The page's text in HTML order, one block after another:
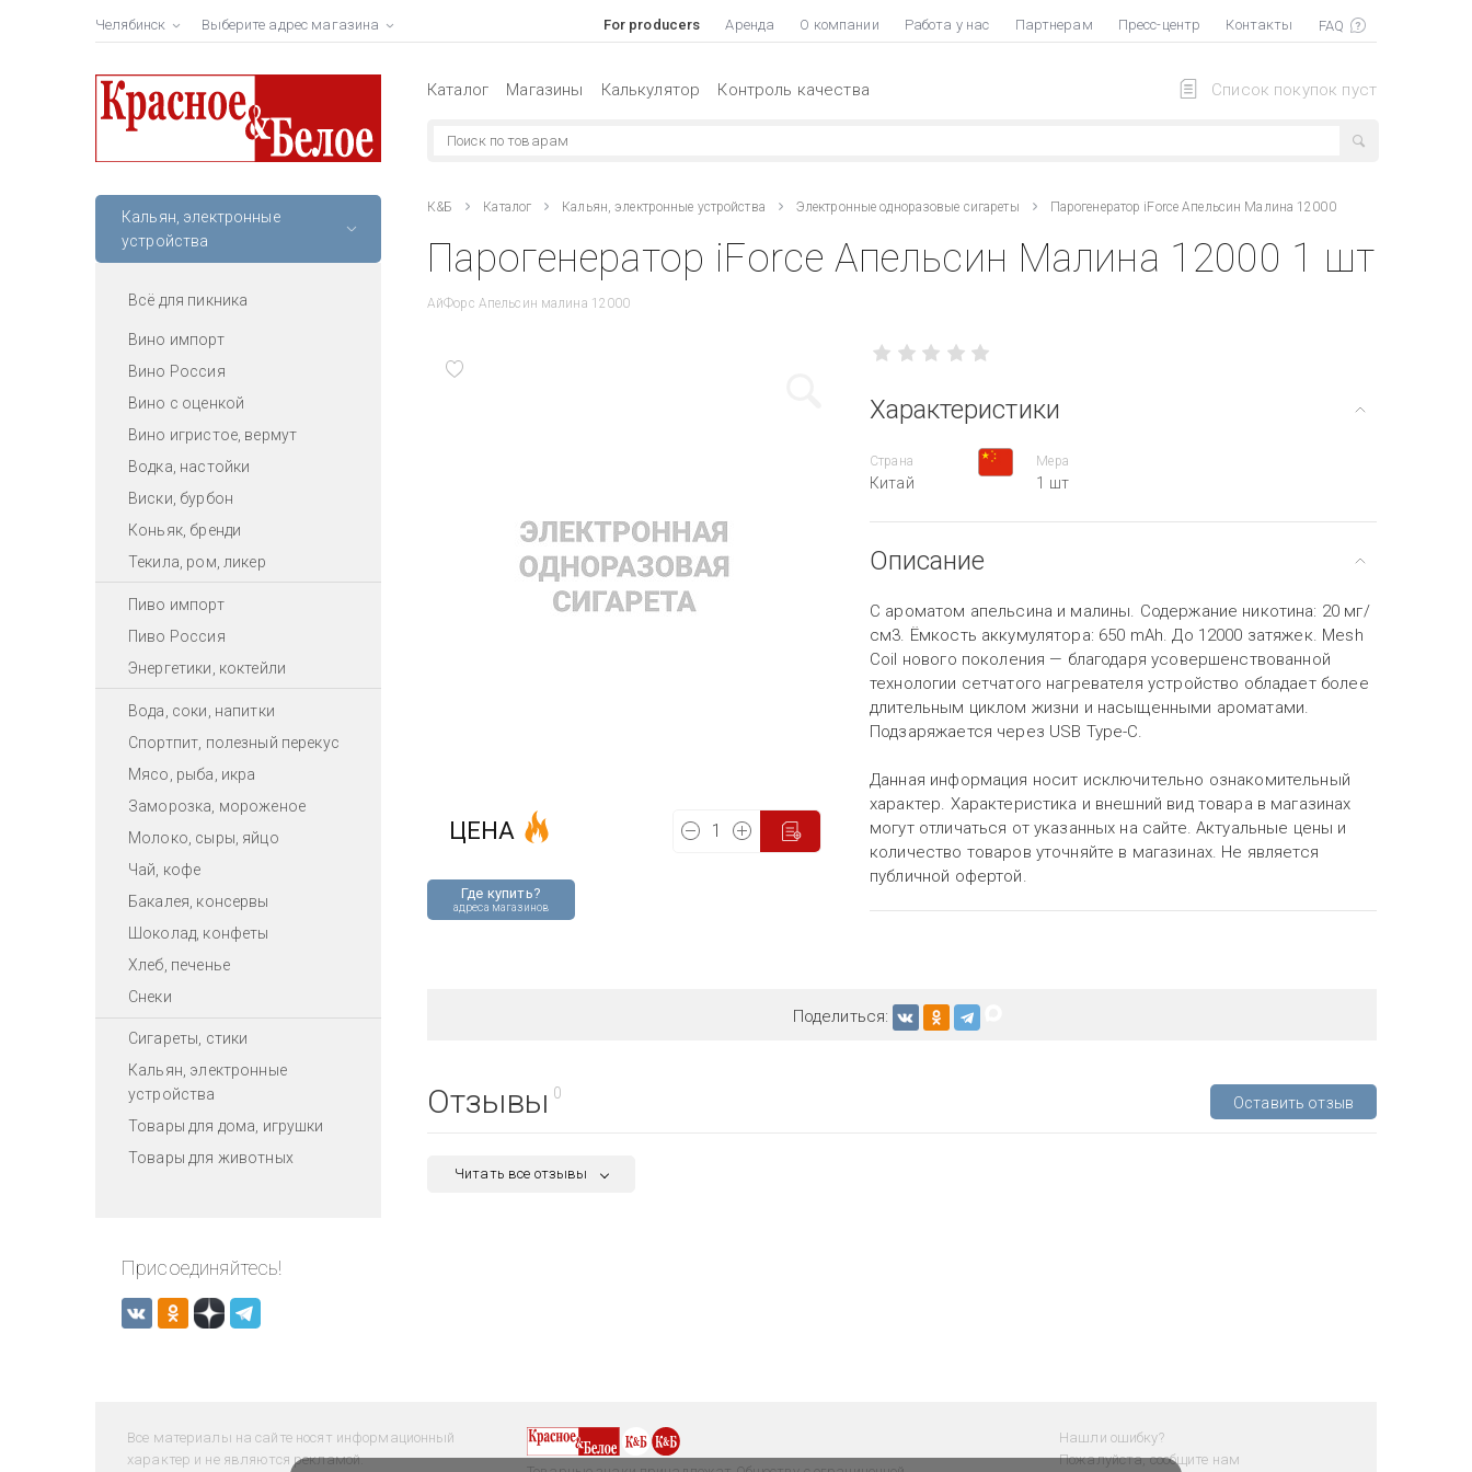
Челябинск Выберите адрес магазина For producers Аренда О компании Работа у нас Партнерам Пресс-центр Контакты
Список покупок пуст
Каталог Магазины Калькулятор Контроль качества
Кальян, электронные
устройства
Всё для пикника
Вино импорт
Вино Россия
Вино с оценкой
Вино игристое, вермут
Водка, настойки
Виски, бурбон
Коньяк, бренди
Текила, ром, ликер
Пиво импорт
Пиво Россия
Энергетики, коктейли
Вода, соки, напитки
Спортпит, полезный перекус
Мясо, рыба, икра
Заморозка, мороженое
Молоко, сыры, яйцо
Чай, кофе
Бакалея, консервы
Шоколад, конфеты
Хлеб, печенье
Снеки
Сигареты, стики
Кальян, электронные
устройства
Товары для дома, игрушки
Товары для животных
Присоединяйтесь!
К&Б Каталог Кальян, электронные устройства Электронные одноразовые сигареты Парогенератор iForce Апельсин Малина 12000
Парогенератор iForce Апельсин Малина 12000 1 шт
АйФорс Апельсин малина 12000
Где купить?
адреса магазинов
ЦЕНА
Характеристики
Страна
Китай
Мера
1 шт
Описание
С ароматом апельсина и малины. Содержание никотина: 20 мг/
см3. Ёмкость аккумулятора: 650 mAh. До 12000 затяжек. Mesh
Coil нового поколения — благодаря усовершенствованной
технологии сетчатого нагревателя устройство обладает более
длительным циклом жизни и насыщенными ароматами.
Подзаряжается через USB Type-C.
Данная информация носит исключительно ознакомительный
характер. Характеристика и внешний вид товара в магазинах
могут отличаться от указанных на сайте. Актуальные цены и
количество товаров уточняйте в магазинах. Не является
публичной офертой.
Поделиться:
Отзывы 0
Оставить отзыв
Читать все отзывы
Все материалы на сайте носят информационный
характер и не являются рекламой.
Нашли ошибку?
Пожалуйста, сообщите нам